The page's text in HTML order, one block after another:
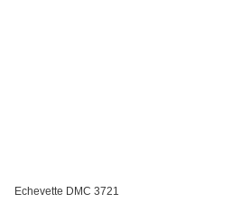
Echevette DMC 3721